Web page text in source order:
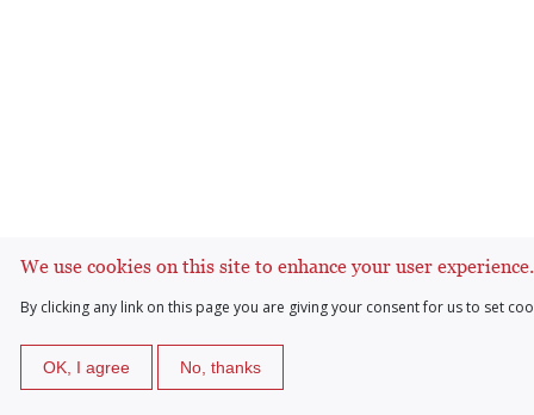
We use cookies on this site to enhance your user experience.
By clicking any link on this page you are giving your consent for us to set
OK, I agree No, thanks